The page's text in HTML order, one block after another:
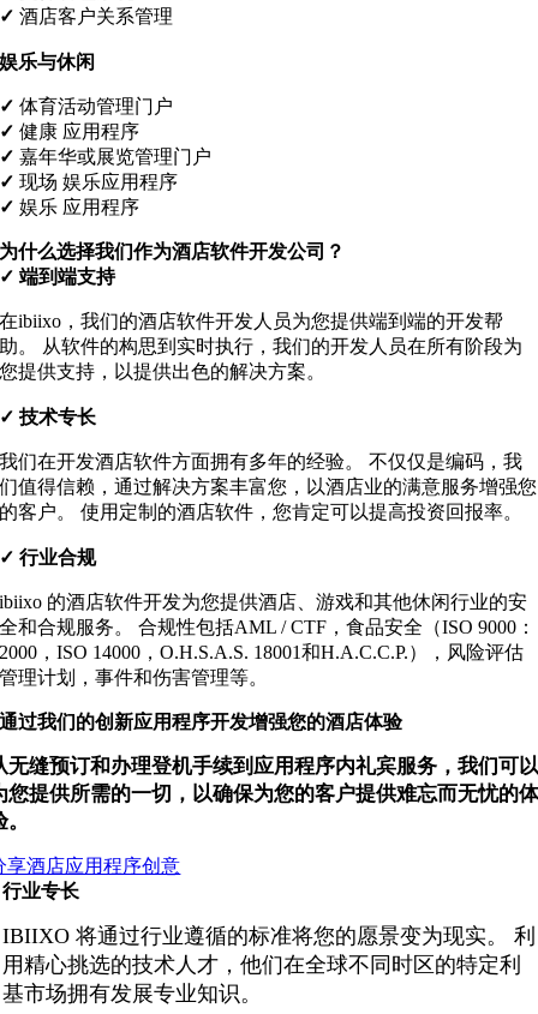
✓ 酒店客户关系管理
娱乐与休闲
✓ 体育活动管理门户
✓ 健康 应用程序
✓ 嘉年华或展览管理门户
✓ 现场娱乐应用程序
✓ 娱乐 应用程序
为什么选择我们作为酒店软件开发公司？
✓ 端到端支持
在ibiixo，我们的酒店软件开发人员为您提供端到端的开发帮
助。 从软件的构思到实时执行，我们的开发人员在所有阶段为
您提供支持，以提供出色的解决方案。
✓ 技术专长
我们在开发酒店软件方面拥有多年的经验。 不仅仅是编码，我
们值得信赖，通过解决方案丰富您，以酒店业的满意服务增强您
的客户。 使用定制的酒店软件，您肯定可以提高投资回报率。
✓ 行业合规
ibiixo 的酒店软件开发为您提供酒店、游戏和其他休闲行业的安
全和合规服务。 合规性包括AML / CTF，食品安全（ISO 9000：
2000，ISO 14000，O.H.S.A.S. 18001和H.A.C.C.P.），风险评估
管理计划，事件和伤害管理等。
通过我们的创新应用程序开发增强您的酒店体验
无缝预订和办理登机手续到应用程序内礼宾服务，我们可
您提供所需的一切，以确保为您的客户提供难忘而无忧的
享酒店应用程序创意
行业专长
IBIIXO 将通过行业遵循的标准将您的愿景变为现实。 利
用精心挑选的技术人才，他们在全球不同时区的特定利
基市场拥有发展专业知识。